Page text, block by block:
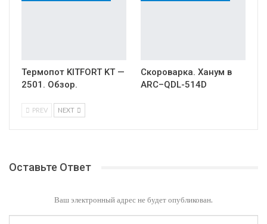
Термопот KITFORT KT —
2501. Обзор.
Скороварка. Ханум в
ARC–QDL-514D
PREV NEXT
Оставьте Ответ
Ваш электронный адрес не будет опубликован.